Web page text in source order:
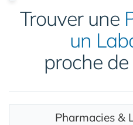
Trouver une
un
proche
Pharmacies &